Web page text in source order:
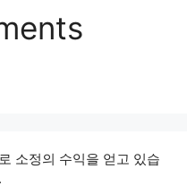
소정의 수익을 얻고 있습